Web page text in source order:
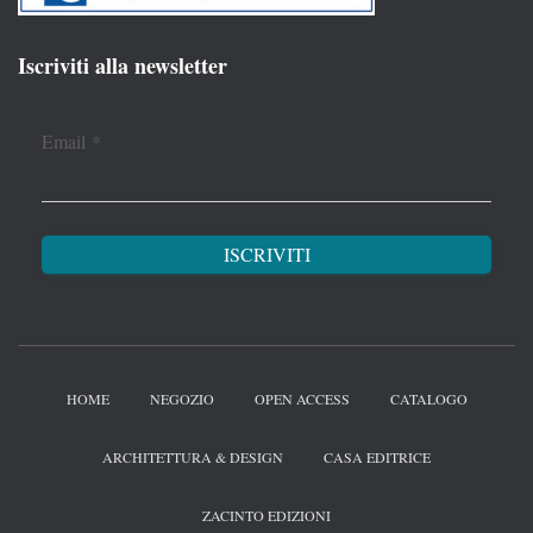
Iscriviti alla newsletter
Email *
HOME NEGOZIO OPEN ACCESS CATALOGO
ARCHITETTURA & DESIGN CASA EDITRICE
ZACINTO EDIZIONI